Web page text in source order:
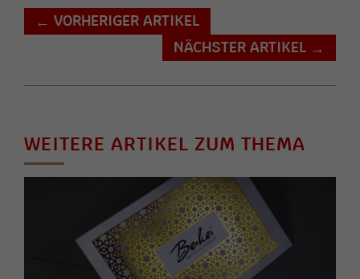
← VORHERIGER ARTIKEL
NÄCHSTER ARTIKEL →
WEITERE ARTIKEL ZUM THEMA